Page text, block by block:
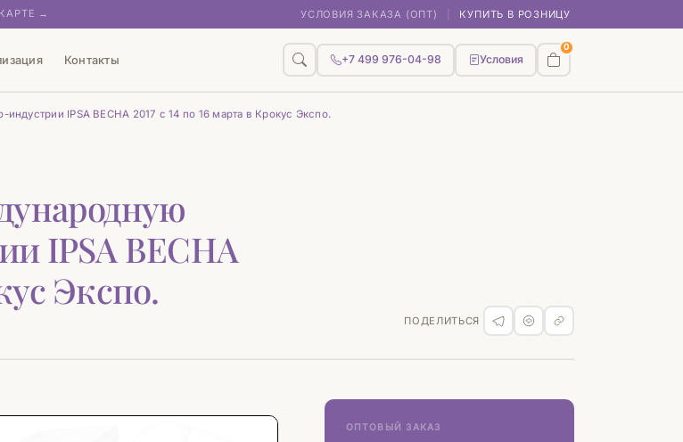
→ УСЛОВИЯ ЗАКАЗА (ОПТ) КУПИТЬ В РОЗНИЦУ
Контакты +7 499 976-04-98 Условия
0
IPSA ВЕСНА 2017 с 14 по 16 марта в Крокус Экспо.
IPSA ВЕСНА
Экспо.
ПОДЕЛИТЬСЯ
ОПТОВЫЙ ЗАКАЗ